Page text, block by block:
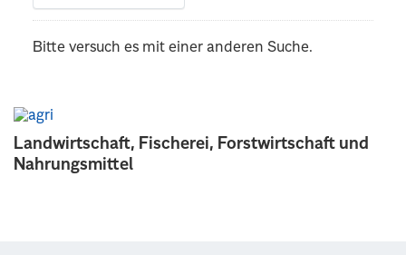
Landwirtschaft, Fischerei, Forstwirtschaft und
Nahrungsmittel
Bitte versuch es mit einer anderen Suche.